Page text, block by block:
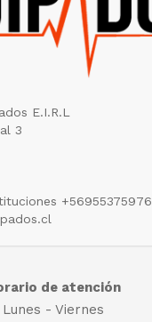
E.I.R.L
3
+56955375976
de atención
Lunes - Viernes